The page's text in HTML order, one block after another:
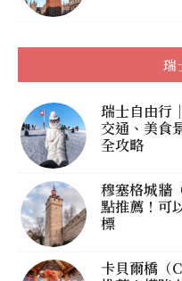
瑞
瑞士自由行
交通、美食
全攻略
穆塞格城牆
點推薦！可
標
卡貝爾橋